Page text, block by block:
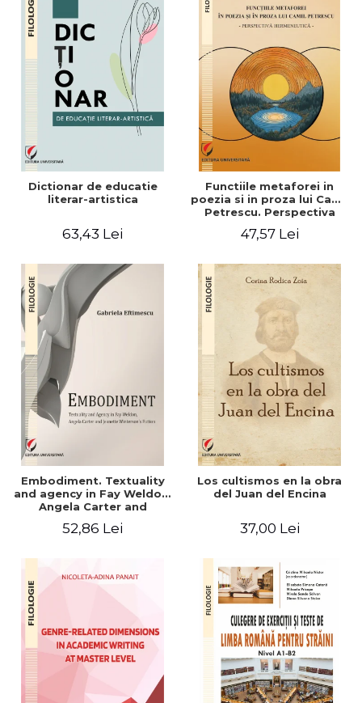
Dictionar de educatie
literar-artistica
63,43 Lei
Functiile metaforei in
poezia si in proza lui Camil
Petrescu. Perspectiva
47,57 Lei
Embodiment. Textuality
and agency in Fay Weldon,
Angela Carter and
fiction
52,86 Lei
Los cultismos en la obra
del Juan del Encina
37,00 Lei